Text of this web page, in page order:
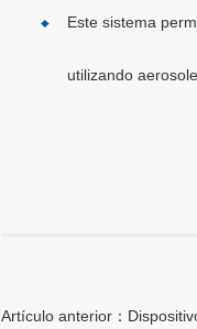
Este sistema
utilizando
Artículo anterior：